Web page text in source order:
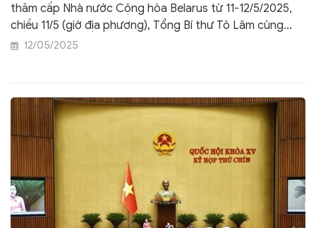
thăm cấp Nhà nước Cộng hòa Belarus từ 11-12/5/2025,
chiều 11/5 (giờ địa phương), Tổng Bí thư Tô Lâm cùng
Đoàn đại biểu cấp cao Việt Nam đã có cuộc gặp Hội hữu
12/05/2025